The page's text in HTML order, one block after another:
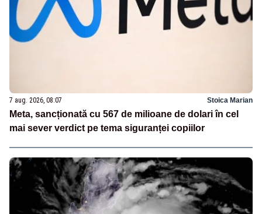
7 aug. 2026, 08:07 Stoica Marian
Meta, sancționată cu 567 de milioane de dolari în cel
mai sever verdict pe tema siguranței copiilor